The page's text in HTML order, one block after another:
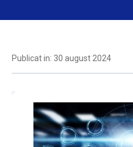
Publicat in: 30 august 2024